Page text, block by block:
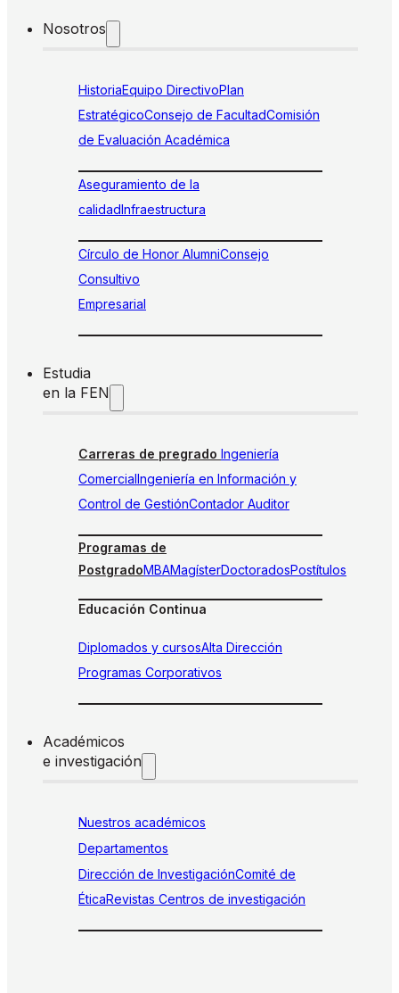
Nosotros
HistoriaEquipo DirectivoPlan
EstratégicoConsejo de FacultadComisión
de Evaluación Académica
Aseguramiento de la
calidadInfraestructura
Círculo de Honor AlumniConsejo
Consultivo
Empresarial
Estudia
en la FEN
Carreras de pregrado Ingeniería
ComercialIngeniería en Información y
Control de GestiónContador Auditor
Programas de
PostgradoMBAMagísterDoctoradosPostítulos
Educación Continua
Diplomados y cursosAlta Dirección
Programas Corporativos
Académicos
e investigación
Nuestros académicos
Departamentos
Dirección de InvestigaciónComité de
ÉticaRevistas Centros de investigación